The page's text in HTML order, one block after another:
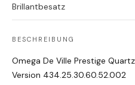
Brillantbesatz
BESCHREIBUNG
Omega De Ville Prestige
Version 434.25.30.60.52.002